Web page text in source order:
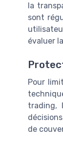
la
sont
évaluer
Pour
trading,
de